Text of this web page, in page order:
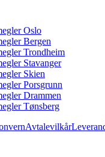
Oslo
Bergen
Trondheim
Stavanger
Skien
Porsgrunn
Drammen
Tønsberg
Avtalevilkår